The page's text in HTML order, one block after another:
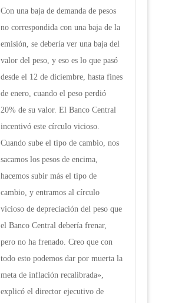
Con una baja de demanda de pesos
no correspondida con una baja de la
emisión, se debería ver una baja del
valor del peso, y eso es lo que pasó
desde el 12 de diciembre, hasta fines
de enero, cuando el peso perdió
20% de su valor. El Banco Central
incentivó este círculo vicioso.
Cuando sube el tipo de cambio, nos
sacamos los pesos de encima,
hacemos subir más el tipo de
cambio, y entramos al círculo
vicioso de depreciación del peso que
el Banco Central debería frenar,
pero no ha frenado. Creo que con
todo esto podemos dar por muerta la
meta de inflación recalibrada»,
explicó el director ejecutivo de